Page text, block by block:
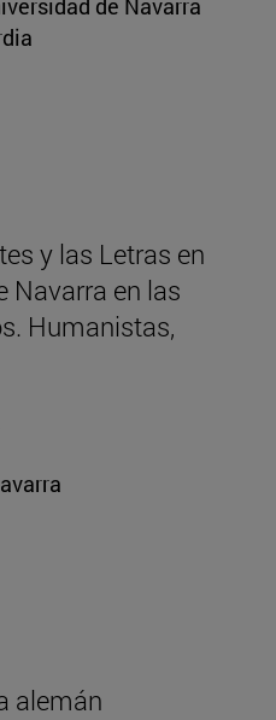
de Navarra
y las Letras en
Navarra en las
Humanistas,
alemán